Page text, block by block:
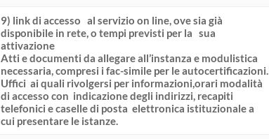
9) link di accesso al servizio on line, ove sia già
disponibile in rete, o tempi previsti per la sua
attivazione
Atti e documenti da allegare all’instanza e modulistica
necessaria, compresi i fac-simile per le autocertificazioni.
Uffici ai quali rivolgersi per informazioni,orari modalità
di accesso con indicazione degli indirizzi, recapiti
telefonici e caselle di posta elettronica istituzionale a
cui presentare le istanze.